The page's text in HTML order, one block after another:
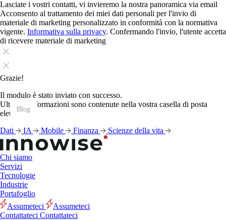
Lasciate i vostri contatti, vi invieremo la nostra panoramica via email
Acconsento al trattamento dei miei dati personali per l'invio di
materiale di marketing personalizzato in conformità con la normativa
vigente. Informativa sulla privacy. Confermando l'invio, l'utente accetta
di ricevere materiale di marketing
Grazie!
Il modulo è stato inviato con successo.
Ulteriori informazioni sono contenute nella vostra casella di posta
elettronica.
Dati
IA Mobile Finanza Scienze della vita
Chi siamo
Servizi
Tecnologie
Industrie
Portafoglio
Assumeteci
Assumeteci
Contattateci Contattateci
Blog
Blog
Blog
Blog
Blog
Blog
Blog
Blog
Blog
Blog
Blog
Blog